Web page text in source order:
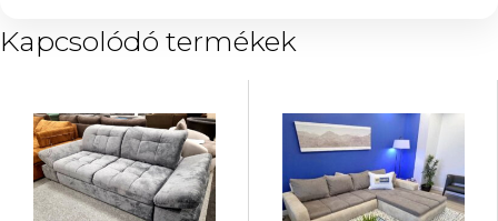
Kapcsolódó termékek